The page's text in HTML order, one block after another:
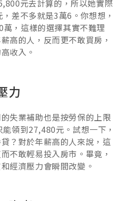
元去計算的，所以她實際
差不多就是3萬6。你想想，
，這樣的選擇其實不難理
高的人，反而更不敢買房，
收入。
力
失業補助也是按勞保的上限
領到27,480元。試想一下，
？對於年薪高的人來說，這
不敢輕易投入房市。畢竟，
經濟壓力會瞬間改變。